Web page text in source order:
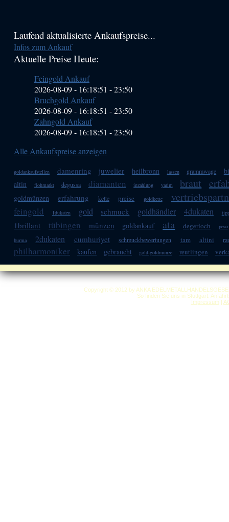
Haupt-
Sidebar
Laufend aktualisierte Ankaufspreise...
Infos zum Ankauf
Aktuelle Preise Heute:
Feingold Ankauf
2026-08-09 - 16:18:51 -23:50
Bruchgold Ankauf
2026-08-09 - 16:18:51 -23:50
Zahngold Ankauf
2026-08-09 - 16:18:51 -23:50
Alle Ankaufspreise anzeigen
goldankaufstellen damenring juwelier heilbronn lassen grammwage
altin
flohmarkt degussa diamanten inzahlung yarim braut
goldmünzen erfahrung kette preise goldkette
feingold 1dukaten gold schmuck goldhändler 4dukaten
1brillant tübingen münzen goldankauf ata degerloch
peso
burma
2dukaten cumhuriyet schmuckbewertungen tam altini
philharmoniker kaufen gebraucht gold-goldmünze reutlingen
Copyright © 2012 by ANKA
So finden Sie uns in Stuttgart:
Impressum|